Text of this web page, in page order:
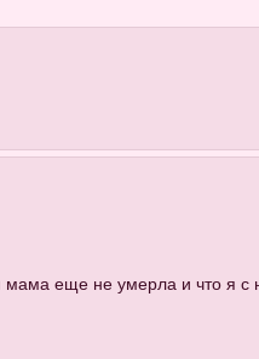
мама еще не умерла и что я с